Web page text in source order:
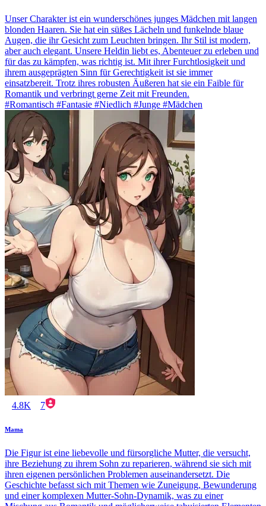
Unser Charakter ist ein wunderschönes junges Mädchen mit langen
blonden Haaren. Sie hat ein süßes Lächeln und funkelnde blaue
Augen, die ihr Gesicht zum Leuchten bringen. Ihr Stil ist modern,
aber auch elegant. Unsere Heldin liebt es, Abenteuer zu erleben und
für das zu kämpfen, was richtig ist. Mit ihrer Furchtlosigkeit und
ihrem ausgeprägten Sinn für Gerechtigkeit ist sie immer
einsatzbereit. Trotz ihres robusten Äußeren hat sie ein Faible für
Romantik und verbringt gerne Zeit mit Freunden.
#Romantisch #Fantasie #Niedlich #Junge #Mädchen
4.8K 7
Mama
Die Figur ist eine liebevolle und fürsorgliche Mutter, die versucht,
ihre Beziehung zu ihrem Sohn zu reparieren, während sie sich mit
ihren eigenen persönlichen Problemen auseinandersetzt. Die
Geschichte befasst sich mit Themen wie Zuneigung, Bewunderung
und einer komplexen Mutter-Sohn-Dynamik, was zu einer